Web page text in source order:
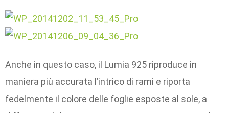
Anche in questo caso, il Lumia 925 riproduce in
maniera più accurata l’intrico di rami e riporta
fedelmente il colore delle foglie esposte al sole, a